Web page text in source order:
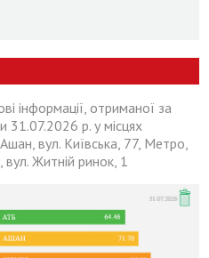
інформації, отриманої за
31.07.2026 р. у місцях
вул. Київська, 77, Метро,
вул. Житній ринок, 1